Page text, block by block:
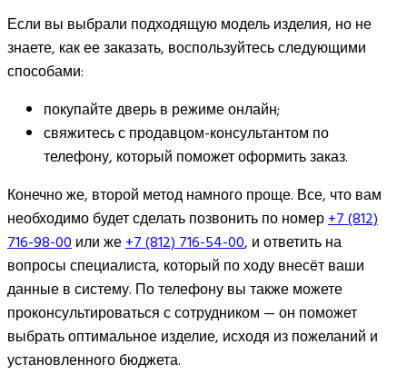
Если вы выбрали подходящую модель изделия, но не
знаете, как ее заказать, воспользуйтесь следующими
способами:
покупайте дверь в режиме онлайн;
свяжитесь с продавцом-консультантом по
телефону, который поможет оформить заказ.
Конечно же, второй метод намного проще. Все, что вам
необходимо будет сделать позвонить по номер+7 (812)
716-98-00или же+7 (812) 716-54-00, и ответить на
вопросы специалиста, который по ходу внесёт ваши
данные в систему. По телефону вы также можете
проконсультироваться с сотрудником — он поможет
выбрать оптимальное изделие, исходя из пожеланий и
установленного бюджета.